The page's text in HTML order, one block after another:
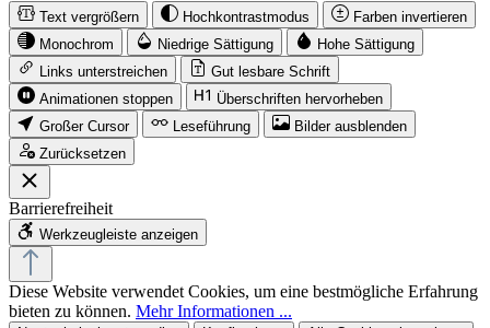
Text vergrößern Hochkontrastmodus
Farben invertieren
Monochrom
Niedrige Sättigung
Hohe Sättigung
Links unterstreichen
Gut lesbare Schrift
Animationen stoppen
Überschriften hervorheben
Großer Cursor
Leseführung
Bilder ausblenden
Zurücksetzen
Barrierefreiheit
Werkzeugleiste anzeigen
Diese Website verwendet Cookies, um eine bestmögliche Erfahrung
bieten zu können. Mehr Informationen ...